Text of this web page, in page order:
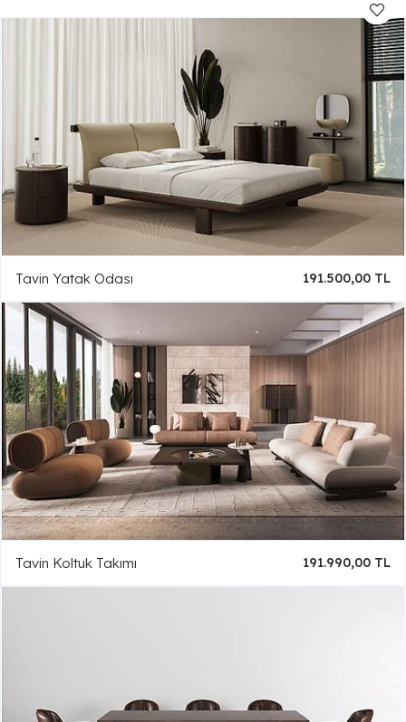
Tavin Yatak Odası 191.500,00 TL
Tavin Koltuk Takımı 191.990,00 TL